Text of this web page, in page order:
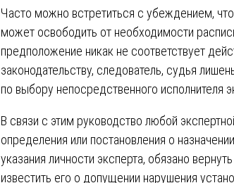
Часто можно встретиться с убеждением,
может освободить от необходимости
предположение никак не соответствует
законодательству, следователь, судья
по выбору непосредственного исполнителя
В связи с этим руководство любой
определения или постановления о
указания личности эксперта, обязано
известить его о допущении нарушения